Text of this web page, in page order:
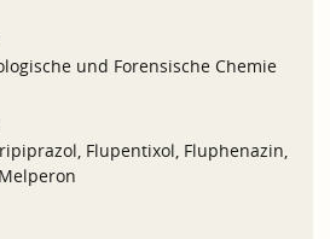
und Forensische Chemie
Flupentixol, Fluphenazin,